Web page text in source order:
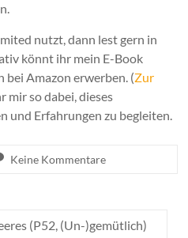
nutzt, dann lest gern in
könnt ihr mein E-Book
bei Amazon erwerben. (Zur
mir so dabei, dieses
und Erfahrungen zu begleiten.
Keine Kommentare
(P52, (Un-)gemütlich)